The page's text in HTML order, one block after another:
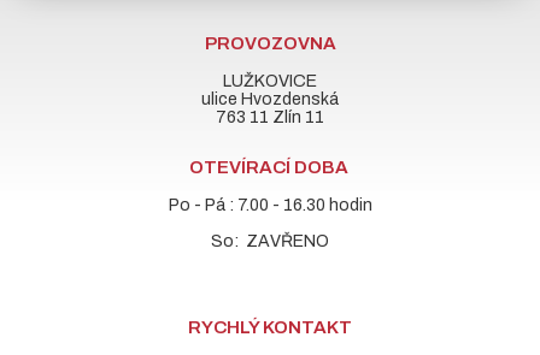
PROVOZOVNA
LUŽKOVICE
ulice Hvozdenská
763 11 Zlín 11
OTEVÍRACÍ DOBA
Po - Pá : 7.00 - 16.30 hodin
So: ZAVŘENO
RYCHLÝ KONTAKT